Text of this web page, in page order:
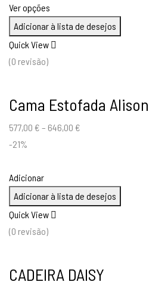
era:
357,00 €. 279,00 €.
Ver opções
Adicionar à lista de desejos
Quick View
(0 revisão)
Cama Estofada Alison
577,00 € – 646,00 €
-21%
Adicionar
Adicionar à lista de desejos
Quick View
(0 revisão)
CADEIRA DAISY